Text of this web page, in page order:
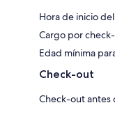
Hora de inicio
Cargo por
Edad mínima
Check-out
Check-out antes